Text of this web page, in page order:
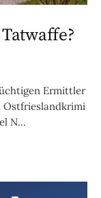
Ermittler
Ostfrieslandkrimi
N...